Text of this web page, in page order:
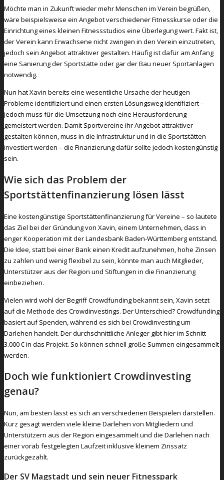
Möchte man in Zukunft wieder mehr Menschen im Verein begrüßen,
wäre beispielsweise ein Angebot verschiedener Fitnesskurse oder die
Einrichtung eines kleinen Fitnessstudios eine Überlegung wert. Fakt ist,
der Verein kann Erwachsene nicht zwingen in den Verein einzutreten,
jedoch sein Angebot attraktiver gestalten. Häufig ist dafür am Anfang
eine Sanierung der Sportstätte oder gar der Bau neuer Sportanlagen
notwendig.
Nun hat Xavin bereits eine wesentliche Ursache der heutigen
Probleme identifiziert und einen ersten Lösungsweg identifiziert –
jedoch muss für die Umsetzung noch eine Herausforderung
gemeistert werden. Damit Sportvereine ihr Angebot attraktiver
gestalten können, muss in die Infrastruktur und in die Sportstätten
investiert werden – die Finanzierung dafür sollte jedoch kostengünstig
sein.
Wie sich das Problem der
Sportstättenfinanzierung lösen lässt
Eine kostengünstige Sportstättenfinanzierung für Vereine – so lautete
das Ziel bei der Gründung von Xavin, einem Unternehmen, dass in
enger Kooperation mit der Landesbank Baden-Württemberg entstand.
Die Idee, statt bei einer Bank einen Kredit aufzunehmen, hohe Zinsen
zu zahlen und wenig flexibel zu sein, könnte man auch Mitglieder,
Unterstützer aus der Region und Stiftungen in die Finanzierung
einbeziehen.
Vielen wird wohl der Begriff Crowdfunding bekannt sein, Xavin setzt
auf die Methode des Crowdinvestings. Der Unterschied? Crowdfunding
basiert auf Spenden, während es sich bei Crowdinvesting um
Darlehen handelt. Der durchschnittliche Anleger gibt hier im Schnitt
3.000 € in das Projekt. So können schnell große Summen eingesammelt
werden.
Doch wie funktioniert Crowdinvesting
genau?
Nun, am besten lässt es sich an verschiedenen Beispielen darstellen.
Kurz gesagt werden viele kleine Darlehen von Mitgliedern und
Unterstützern aus der Region eingesammelt und die Darlehen nach
einer vorab festgelegten Laufzeit inklusive kleinem Zinssatz
zurückgezahlt.
Der SV Magstadt und sein neuer Fitnesspark